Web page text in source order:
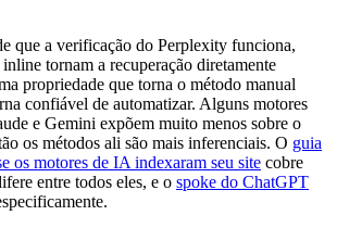
que a verificação do Perplexity funciona,
tornam a recuperação diretamente
propriedade que torna o método manual
confiável de automatizar. Alguns motores
e Gemini expõem muito menos sobre o
os métodos ali são mais inferenciais. O guia
os motores de IA indexaram seu site cobre
entre todos eles, e o spoke do ChatGPT